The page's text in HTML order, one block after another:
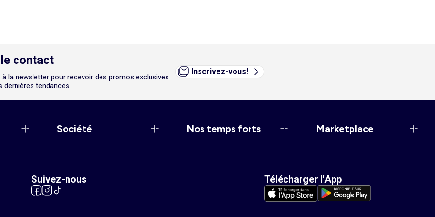
contact
la newsletter pour recevoir des promos exclusives
dernières tendances.
Inscrivez-vous!
Société Nos temps forts Marketplace
Suivez-nous Télécharger l'App